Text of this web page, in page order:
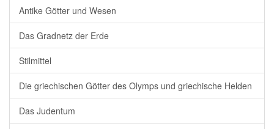
Antike Götter und Wesen
Das Gradnetz der Erde
Stilmittel
Die griechischen Götter des Olymps und griechische Helden
Das Judentum